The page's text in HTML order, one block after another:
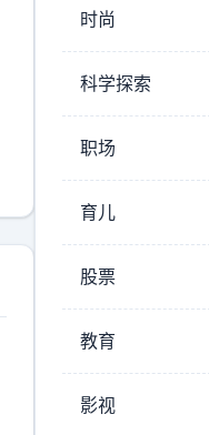
时尚
科学探索
职场
育儿
股票
教育
影视